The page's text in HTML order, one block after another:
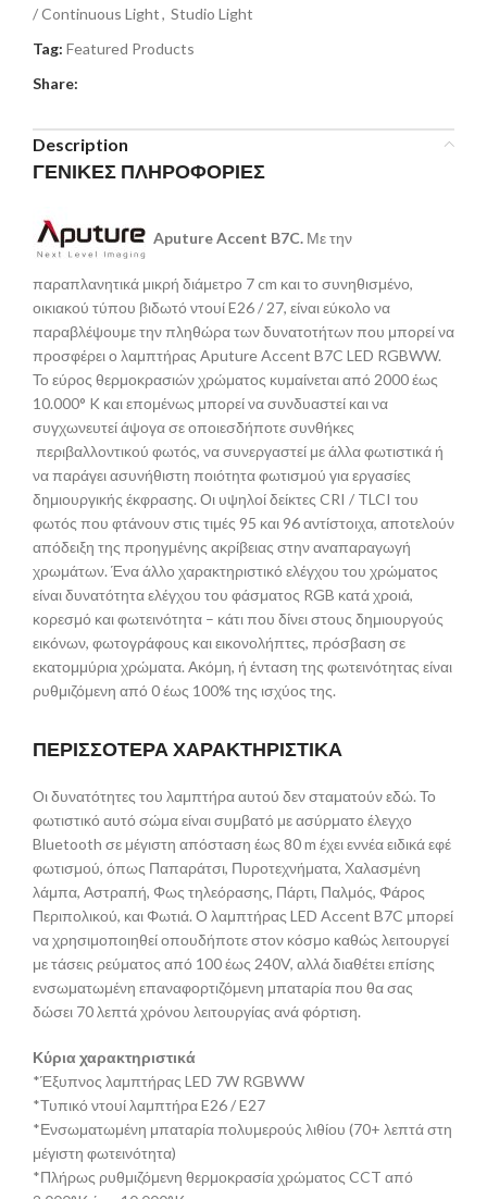
/ Continuous Light, Studio Light
Tag: Featured Products
Share:
Description
ΓΕΝΙΚΕΣ ΠΛΗΡΟΦΟΡΙΕΣ
Aputure Accent B7C. Με την
παραπλανητικά μικρή διάμετρο 7 cm και το συνηθισμένο,
οικιακού τύπου βιδωτό ντουί E26 / 27, είναι εύκολο να
παραβλέψουμε την πληθώρα των δυνατοτήτων που μπορεί να
προσφέρει ο λαμπτήρας Aputure Accent B7C LED RGBWW.
Το εύρος θερμοκρασιών χρώματος κυμαίνεται από 2000 έως
10.000° K και επομένως μπορεί να συνδυαστεί και να
συγχωνευτεί άψογα σε οποιεσδήποτε συνθήκες
περιβαλλοντικού φωτός, να συνεργαστεί με άλλα φωτιστικά ή
να παράγει ασυνήθιστη ποιότητα φωτισμού για εργασίες
δημιουργικής έκφρασης. Οι υψηλοί δείκτες CRI / TLCI του
φωτός που φτάνουν στις τιμές 95 και 96 αντίστοιχα, αποτελούν
απόδειξη της προηγμένης ακρίβειας στην αναπαραγωγή
χρωμάτων. Ένα άλλο χαρακτηριστικό ελέγχου του χρώματος
είναι δυνατότητα ελέγχου του φάσματος RGB κατά χροιά,
κορεσμό και φωτεινότητα – κάτι που δίνει στους δημιουργούς
εικόνων, φωτογράφους και εικονολήπτες, πρόσβαση σε
εκατομμύρια χρώματα. Ακόμη, ή ένταση της φωτεινότητας είναι
ρυθμιζόμενη από 0 έως 100% της ισχύος της.
ΠΕΡΙΣΣΟΤΕΡΑ ΧΑΡΑΚΤΗΡΙΣΤΙΚΑ
Οι δυνατότητες του λαμπτήρα αυτού δεν σταματούν εδώ. Το
φωτιστικό αυτό σώμα είναι συμβατό με ασύρματο έλεγχο
Bluetooth σε μέγιστη απόσταση έως 80 m έχει εννέα ειδικά εφέ
φωτισμού, όπως Παπαράτσι, Πυροτεχνήματα, Χαλασμένη
λάμπα, Αστραπή, Φως τηλεόρασης, Πάρτι, Παλμός, Φάρος
Περιπολικού, και Φωτιά. Ο λαμπτήρας LED Accent B7C μπορεί
να χρησιμοποιηθεί οπουδήποτε στον κόσμο καθώς λειτουργεί
με τάσεις ρεύματος από 100 έως 240V, αλλά διαθέτει επίσης
ενσωματωμένη επαναφορτιζόμενη μπαταρία που θα σας
δώσει 70 λεπτά χρόνου λειτουργίας ανά φόρτιση.
Κύρια χαρακτηριστικά
*Έξυπνος λαμπτήρας LED 7W RGBWW
*Τυπικό ντουί λαμπτήρα E26 / E27
*Ενσωματωμένη μπαταρία πολυμερούς λιθίου (70+ λεπτά στη
μέγιστη φωτεινότητα)
*Πλήρως ρυθμιζόμενη θερμοκρασία χρώματος CCT από